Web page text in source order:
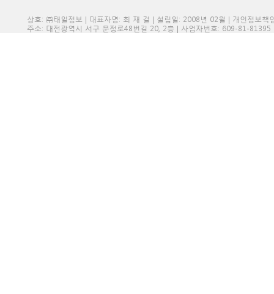
상호: ㈜태일정보 | 대표자명: 최 재 걸 | 설립일: 2008년 02월 | 개인정보책
주소: 대전광역시 서구 문정로48번길 20, 2층 | 사업자번호: 609-81-